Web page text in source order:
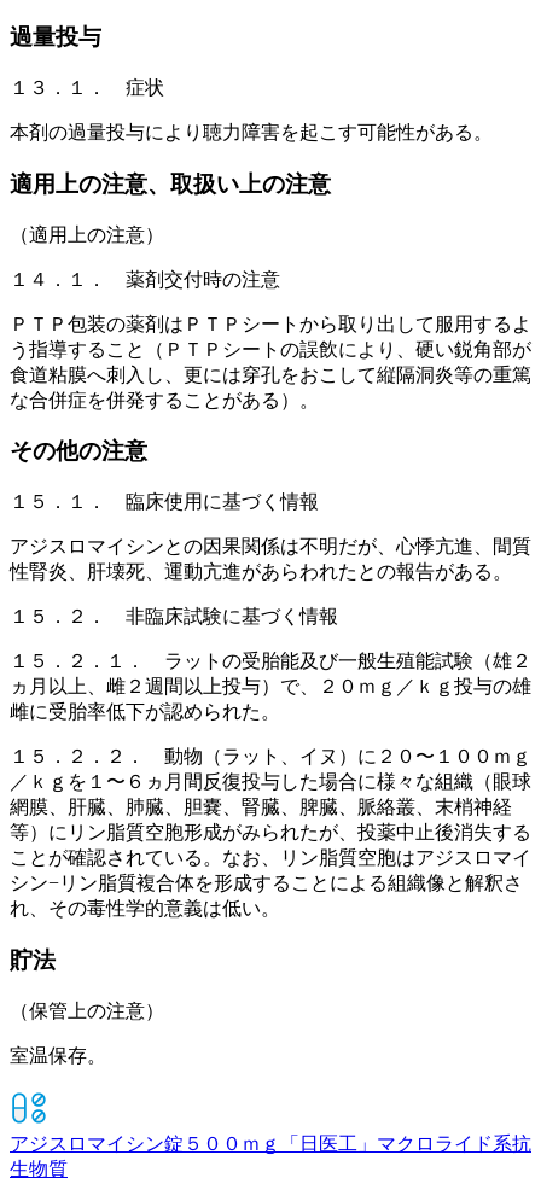
過量投与
１３．１． 症状
本剤の過量投与により聴力障害を起こす可能性がある。
適用上の注意、取扱い上の注意
（適用上の注意）
１４．１． 薬剤交付時の注意
ＰＴＰ包装の薬剤はＰＴＰシートから取り出して服用するよ
う指導すること（ＰＴＰシートの誤飲により、硬い鋭角部が
食道粘膜へ刺入し、更には穿孔をおこして縦隔洞炎等の重篤
な合併症を併発することがある）。
その他の注意
１５．１． 臨床使用に基づく情報
アジスロマイシンとの因果関係は不明だが、心悸亢進、間質
性腎炎、肝壊死、運動亢進があらわれたとの報告がある。
１５．２． 非臨床試験に基づく情報
１５．２．１． ラットの受胎能及び一般生殖能試験（雄２
ヵ月以上、雌２週間以上投与）で、２０ｍｇ／ｋｇ投与の雄
雌に受胎率低下が認められた。
１５．２．２． 動物（ラット、イヌ）に２０〜１００ｍｇ
／ｋｇを１〜６ヵ月間反復投与した場合に様々な組織（眼球
網膜、肝臓、肺臓、胆嚢、腎臓、脾臓、脈絡叢、末梢神経
等）にリン脂質空胞形成がみられたが、投薬中止後消失する
ことが確認されている。なお、リン脂質空胞はアジスロマイ
シン−リン脂質複合体を形成することによる組織像と解釈さ
れ、その毒性学的意義は低い。
貯法
（保管上の注意）
室温保存。
アジスロマイシン錠５００ｍｇ「日医工」 マクロライド系抗
生物質